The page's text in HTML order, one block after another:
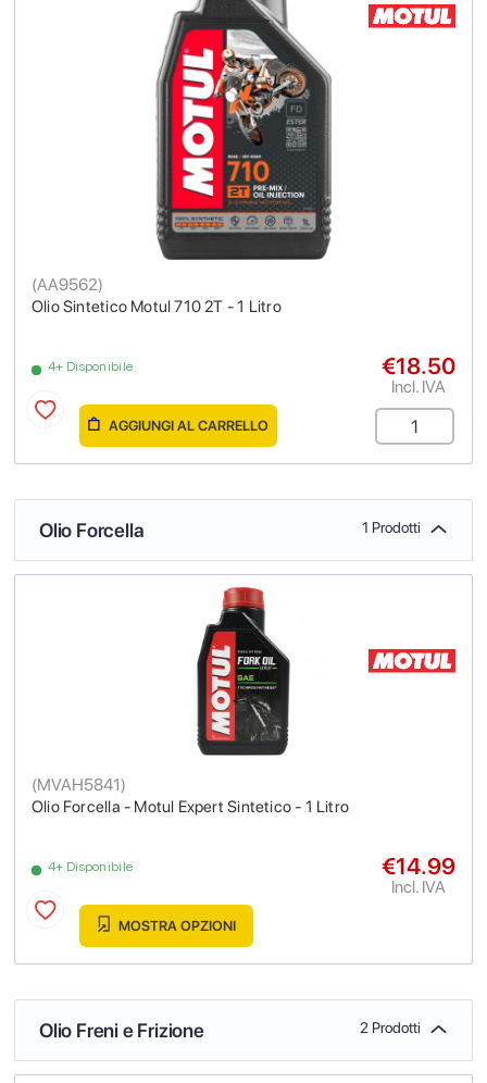
Olio Sintetico Motul 710 2T - 1 Litro
(AA9562)
4+ Disponibile €18.50
Incl. IVA
AGGIUNGI AL CARRELLO
Olio Forcella 1 Prodotti
Olio Forcella - Motul Expert Sintetico - 1 Litro
(MVAH5841)
4+ Disponibile €14.99
Incl. IVA
MOSTRA OPZIONI
Olio Freni e Frizione 2 Prodotti